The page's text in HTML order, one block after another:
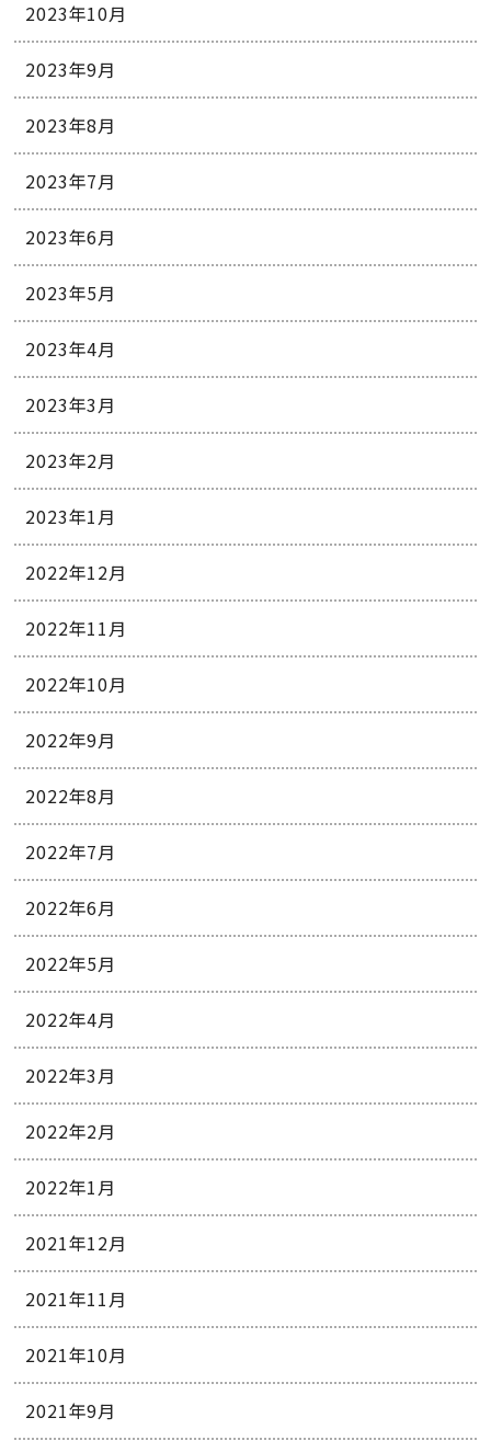
2023年10月
2023年9月
2023年8月
2023年7月
2023年6月
2023年5月
2023年4月
2023年3月
2023年2月
2023年1月
2022年12月
2022年11月
2022年10月
2022年9月
2022年8月
2022年7月
2022年6月
2022年5月
2022年4月
2022年3月
2022年2月
2022年1月
2021年12月
2021年11月
2021年10月
2021年9月